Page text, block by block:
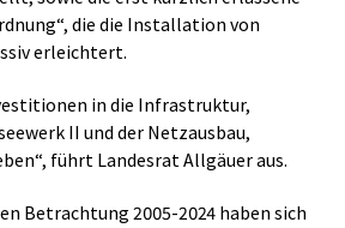
die die Installation von
erleichtert.
in die Infrastruktur,
II und der Netzausbau,
führt Landesrat Allgäuer aus.
Betrachtung 2005-2024 haben sich